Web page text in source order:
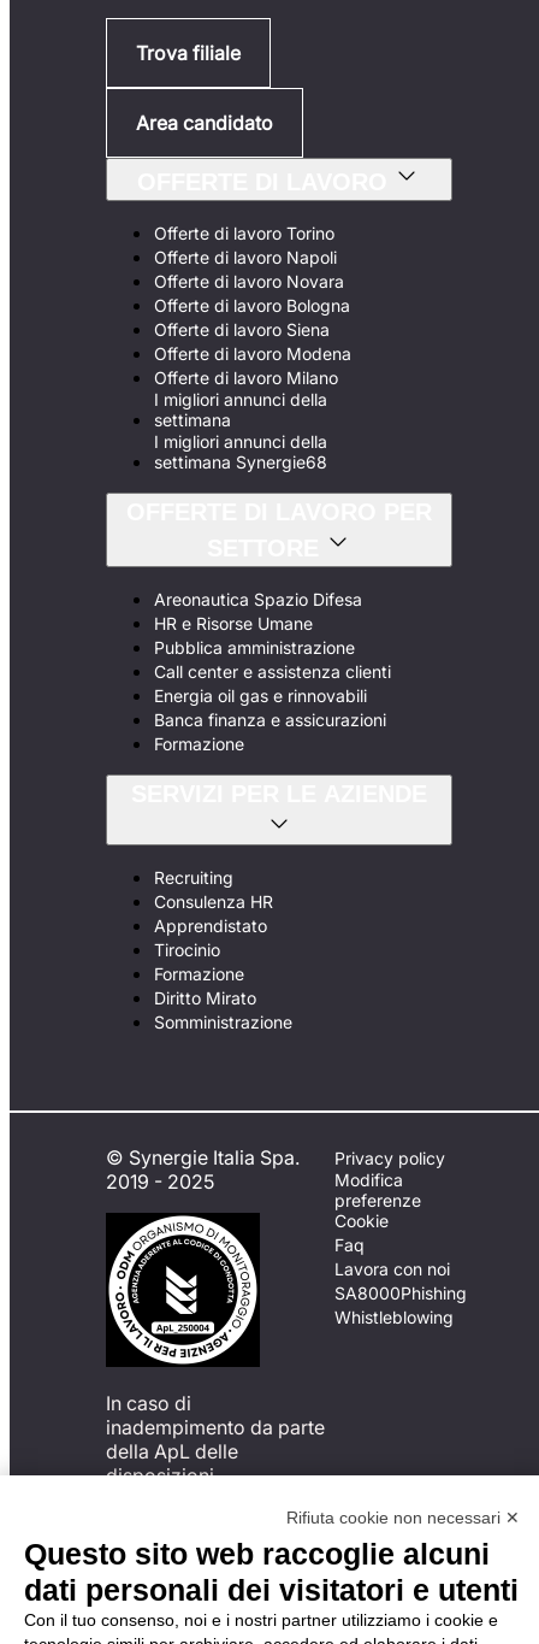
Trova filiale
Area candidato
Offerte di lavoro Torino
Offerte di lavoro Napoli
Offerte di lavoro Novara
Offerte di lavoro Bologna
Offerte di lavoro Siena
Offerte di lavoro Modena
Offerte di lavoro Milano
I migliori annunci della
settimana
I migliori annunci della
settimana Synergie68
Areonautica Spazio Difesa
HR e Risorse Umane
Pubblica amministrazione
Call center e assistenza clienti
Energia oil gas e rinnovabili
Banca finanza e assicurazioni
Formazione
Recruiting
Consulenza HR
Apprendistato
Tirocinio
Formazione
Diritto Mirato
Somministrazione
© Synergie Italia Spa.
2019 - 2025
In caso di
inadempimento da parte
della ApL delle
disposizioni
possibile presentare un
reclamo
all’Organismo di
Monitoraggio utilizzando
una delle modalità
Privacy policy
Modifica
preferenze
Cookie
Faq
Lavora con noi
SA8000Phishing
Whistleblowing
Rifiuta cookie non necessari ✕
Questo sito web raccoglie alcuni
dati personali dei visitatori e utenti
Con il tuo consenso, noi e i nostri partner utilizziamo i cookie e